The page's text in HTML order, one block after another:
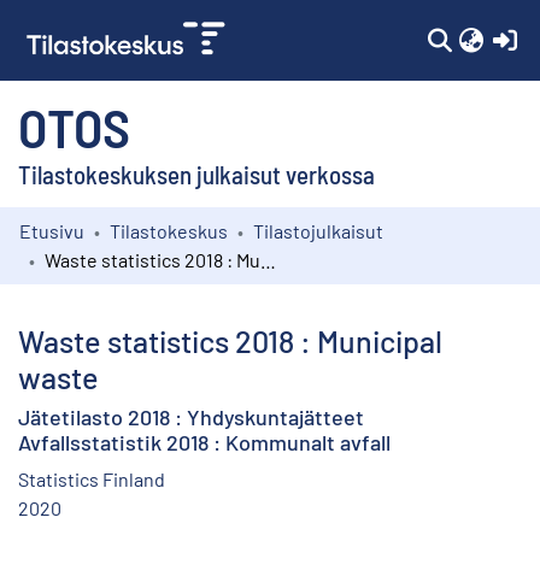
OTOS
Tilastokeskuksen julkaisut verkossa
Kokoelmat
Etusivu Tilastokeskus
Tilastojulkaisut
Waste statistics 2018 : Municipal
waste
Jätetilasto 2018 : Yhdyskuntajätteet
Avfallsstatistik 2018 : Kommunalt avfall
Statistics Finland
2020